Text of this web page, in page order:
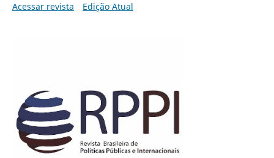
Acessar revista
Edição Atual